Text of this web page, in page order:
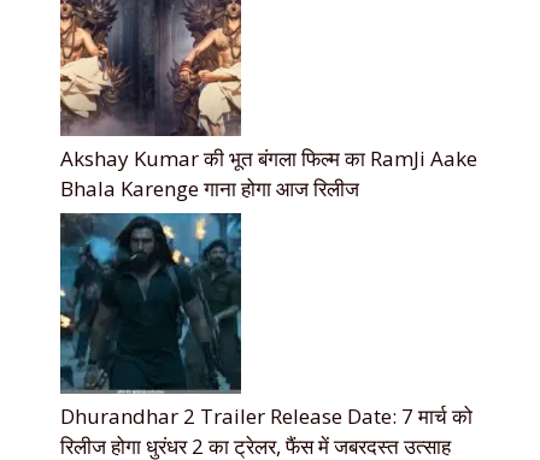
Akshay Kumar की भूत बंगला फिल्म का RamJi Aake
Bhala Karenge गाना होगा आज रिलीज
Dhurandhar 2 Trailer Release Date: 7 मार्च को
रिलीज होगा धुरंधर 2 का ट्रेलर, फैंस में जबरदस्त उत्साह